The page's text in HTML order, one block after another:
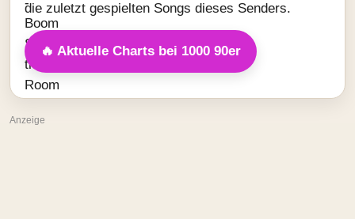
die zuletzt gespielten Songs dieses Senders.
🔥 Aktuelle Charts bei 1000 90er
Anzeige